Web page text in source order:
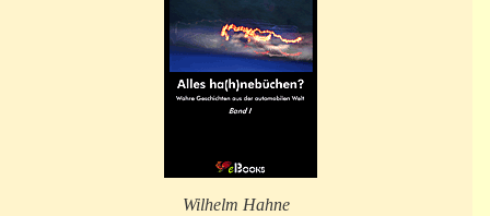
Wilhelm Hahne